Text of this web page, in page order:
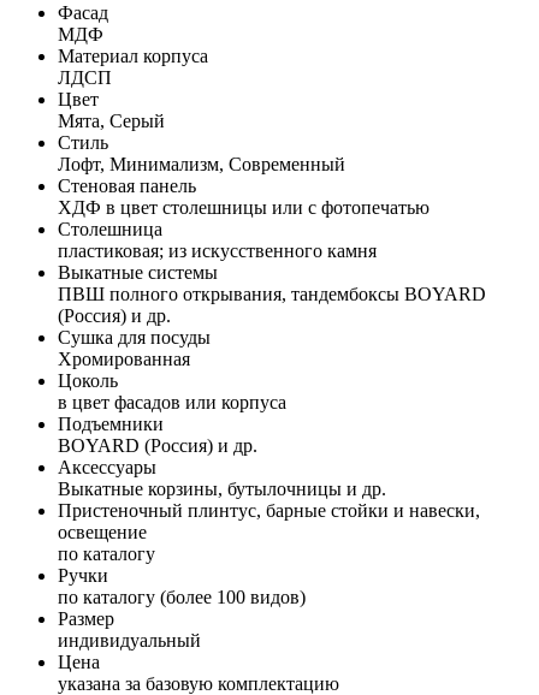
Фасад
МДФ
Материал корпуса
ЛДСП
Цвет
Мята, Серый
Стиль
Лофт, Минимализм, Современный
Стеновая панель
ХДФ в цвет столешницы или с фотопечатью
Столешница
пластиковая; из искусственного камня
Выкатные системы
ПВШ полного открывания, тандембоксы BOYARD
(Россия) и др.
Сушка для посуды
Хромированная
Цоколь
в цвет фасадов или корпуса
Подъемники
BOYARD (Россия) и др.
Аксессуары
Выкатные корзины, бутылочницы и др.
Пристеночный плинтус, барные стойки и навески,
освещение
по каталогу
Ручки
по каталогу (более 100 видов)
Размер
индивидуальный
Цена
указана за базовую комплектацию